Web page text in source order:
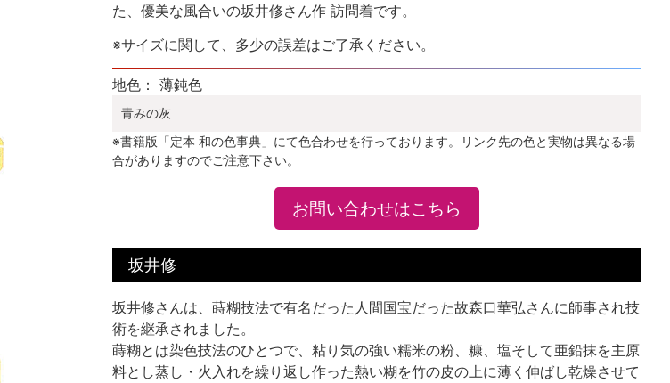
た、優美な風合いの坂井修さん作 訪問着です。
※サイズに関して、多少の誤差はご了承ください。
地色： 薄鈍色
青みの灰
※書籍版「定本 和の色事典」にて色合わせを行っております。リンク先の色と実物は異なる場
合がありますのでご注意下さい。
お問い合わせはこちら
坂井修
坂井修さんは、蒔糊技法で有名だった人間国宝だった故森口華弘さんに師事され技
術を継承されました。
蒔糊とは染色技法のひとつで、粘り気の強い糯米の粉、糠、塩そして亜鉛抹を主原
料とし蒸し・火入れを繰り返し作った熱い糊を竹の皮の上に薄く伸ばし乾燥させて